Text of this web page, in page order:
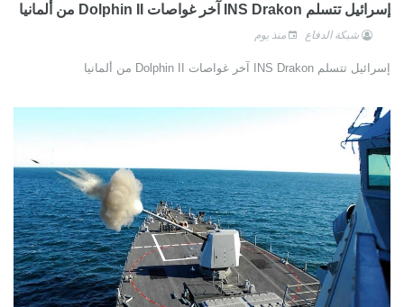
إسرائيل تتسلم INS Drakon آخر غواصات Dolphin II من ألمانيا
شبكة الدفاع منذ يوم
إسرائيل تتسلم INS Drakon آخر غواصات Dolphin II من ألمانيا